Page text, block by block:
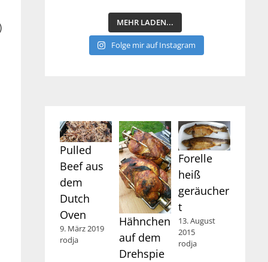
MEHR LADEN...
Folge mir auf Instagram
Pulled
Beef aus
dem
Dutch
Oven
9. März 2019
rodja
Hähnchen
auf dem
Drehspie
Forelle
heiß
geräucher
t
13. August
2015
rodja